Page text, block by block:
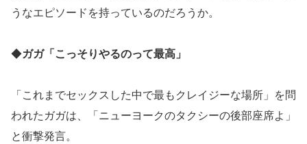
うなエピソードを持っているのだろうか。
◆ガガ「こっそりやるのって最高」
「これまでセックスした中で最もクレイジーな場所」を問
われたガガは、「ニューヨークのタクシーの後部座席よ」
と衝撃発言。